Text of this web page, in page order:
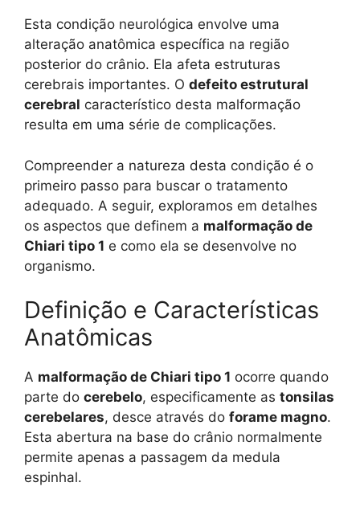
Esta condição neurológica envolve uma
alteração anatômica específica na região
posterior do crânio. Ela afeta estruturas
cerebrais importantes. O defeito estrutural
cerebral característico desta malformação
resulta em uma série de complicações.
Compreender a natureza desta condição é o
primeiro passo para buscar o tratamento
adequado. A seguir, exploramos em detalhes
os aspectos que definem a malformação de
Chiari tipo 1 e como ela se desenvolve no
organismo.
Definição e Características
Anatômicas
A malformação de Chiari tipo 1 ocorre quando
parte do cerebelo, especificamente as tonsilas
cerebelares, desce através do forame magno.
Esta abertura na base do crânio normalmente
permite apenas a passagem da medula
espinhal.